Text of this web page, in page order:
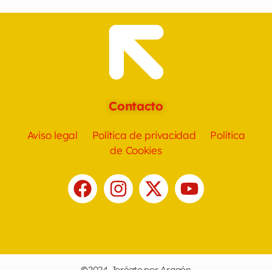
Contacto
Aviso legal Política de privacidad
Política
de Cookies